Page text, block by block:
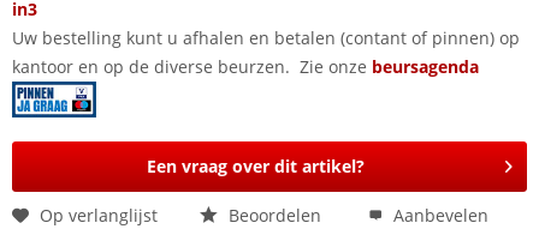
in3
Uw bestelling kunt u afhalen en betalen (contant of pinnen) op
kantoor en op de diverse beurzen. Zie onze beursagenda
Een vraag over dit artikel?
Op verlanglijst Beoordelen Aanbevelen